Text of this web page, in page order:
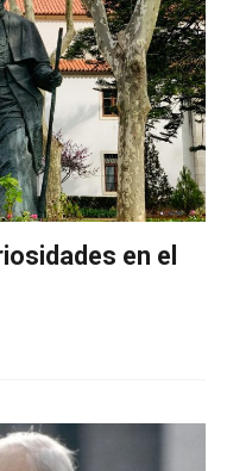
en el